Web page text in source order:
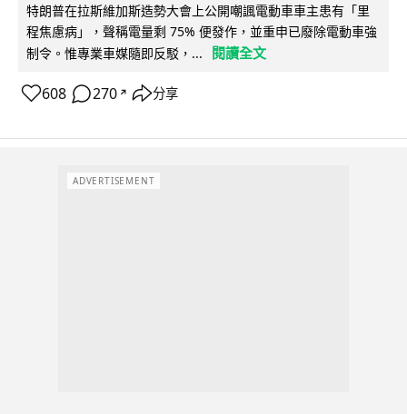
特朗普在拉斯維加斯造勢大會上公開嘲諷電動車車主患有「里
程焦慮病」，聲稱電量剩 75% 便發作，並重申已廢除電動車強
制令。惟專業車媒隨即反駁，...
閱讀全文
608 270 ↗ 分享
ADVERTISEMENT